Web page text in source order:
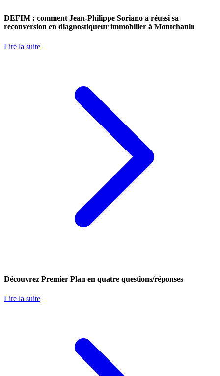
DEFIM : comment Jean-Philippe Soriano a réussi sa
reconversion en diagnostiqueur immobilier à Montchanin
Lire la suite
Découvrez Premier Plan en quatre questions/réponses
Lire la suite